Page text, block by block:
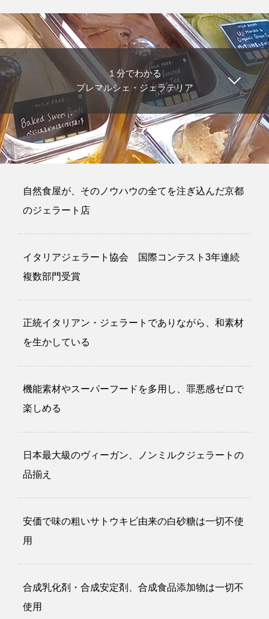
１分でわかる
プレマルシェ・ジェラテリア
自然食屋が、そのノウハウの全てを注ぎ込んだ京都
のジェラート店
イタリアジェラート協会 国際コンテスト3年連続
複数部門受賞
正統イタリアン・ジェラートでありながら、和素材
を生かしている
機能素材やスーパーフードを多用し、罪悪感ゼロで
楽しめる
日本最大級のヴィーガン、ノンミルクジェラートの
品揃え
安価で味の粗いサトウキビ由来の白砂糖は一切不使
用
合成乳化剤・合成安定剤、合成食品添加物は一切不
使用